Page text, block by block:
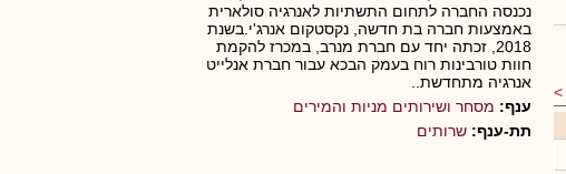
נכנסה החברה לתחום התשתיות לאנרגיה סולארית
באמצעות חברה בת חדשה, נקסטקום אנרג'י.בשנת
2018, זכתה יחד עם חברת מנרב, במכרז להקמת
חוות טורבינות רוח בעמק הבכא עבור חברת אנלייט
אנרגיה מתחדשת..
ענף: מסחר ושירותים מניות והמירים
תת-ענף: שרותים